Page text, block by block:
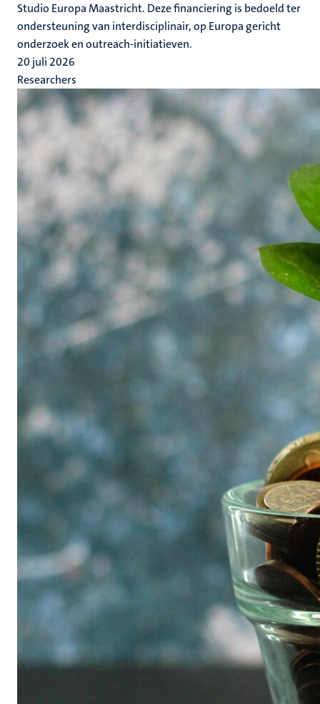
Studio Europa Maastricht. Deze financiering is bedoeld ter
ondersteuning van interdisciplinair, op Europa gericht
onderzoek en outreach-initiatieven.
20 juli 2026
Researchers